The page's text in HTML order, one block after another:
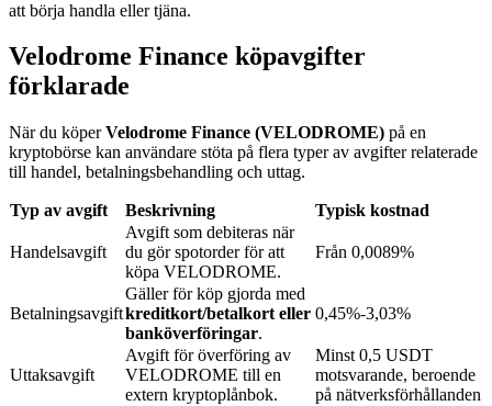
BTR-låsningar
Kryptostödd lånetjänst
att börja handla eller tjäna.
Velodrome Finance köpavgifter
förklarade
När du köperVelodrome Finance (VELODROME) på en
kryptobörse kan användare stöta på flera typer av avgifter relaterade
till handel, betalningsbehandling och uttag.
Typ av avgift Beskrivning Typisk kostnad
Handelsavgift
Avgift som debiteras när
du gör spotorder för att
köpa VELODROME.
Från 0,0089%
Betalningsavgift
Gäller för köp gjorda med
kreditkort/betalkort eller
banköverföringar.
0,45%-3,03%
Uttaksavgift
Avgift för överföring av
VELODROME till en
extern kryptoplånbok.
Minst 0,5 USDT
motsvarande, beroende
på nätverksförhållanden